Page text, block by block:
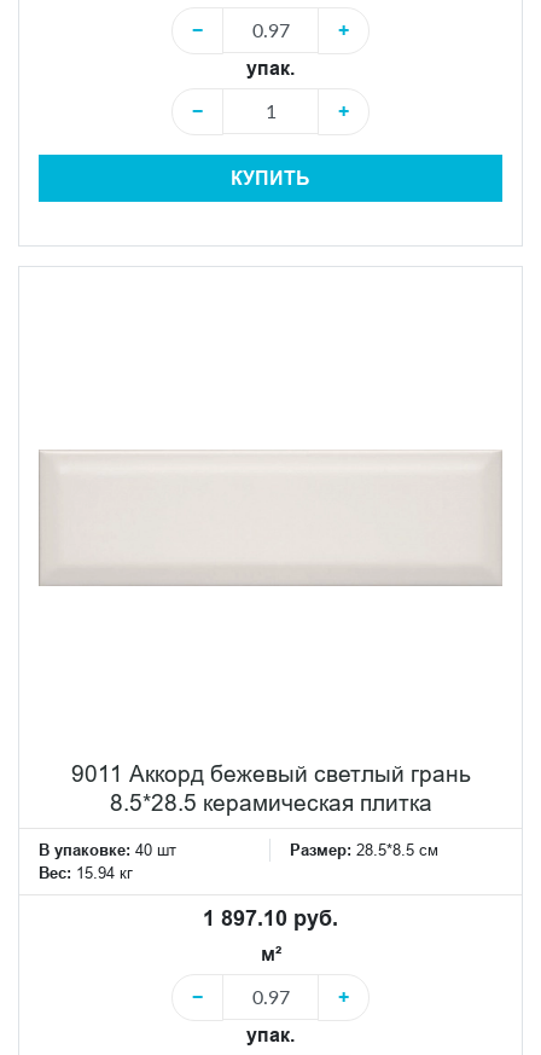
−
+
упак.
−
+
КУПИТЬ
9011 Аккорд бежевый светлый грань
8.5*28.5 керамическая плитка
В упаковке: 40 шт Размер: 28.5*8.5 см
Вес: 15.94 кг
1 897.10 руб.
м²
−
+
упак.